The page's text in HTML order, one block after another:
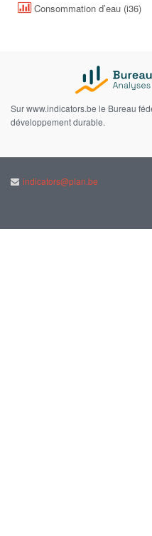
Consommation d’eau (i36)
Sur www.indicators.be le Bureau
développement durable.
indicators@plan.be